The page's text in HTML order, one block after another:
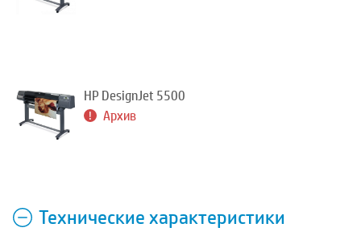
HP DesignJet 5500
Архив
Технические характеристики